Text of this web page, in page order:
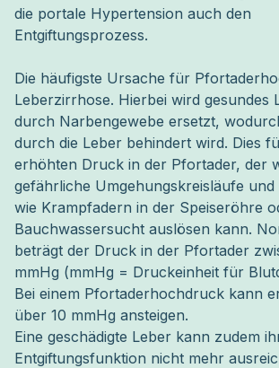
die portale Hypertension auch den
Entgiftungsprozess.
Die häufigste Ursache für
Leberzirrhose. Hierbei wird gesundes
durch Narbengewebe ersetzt,
durch die Leber behindert wird. Dies
erhöhten Druck in der Pfortader, der
gefährliche Umgehungskreisläufe und
wie Krampfadern in der Speiseröhre
Bauchwassersucht auslösen kann.
beträgt der Druck in der Pfortader
mmHg (mmHg = Druckeinheit für
Bei einem Pfortaderhochdruck kann
über 10 mmHg ansteigen.
Eine geschädigte Leber kann zudem
Entgiftungsfunktion nicht mehr